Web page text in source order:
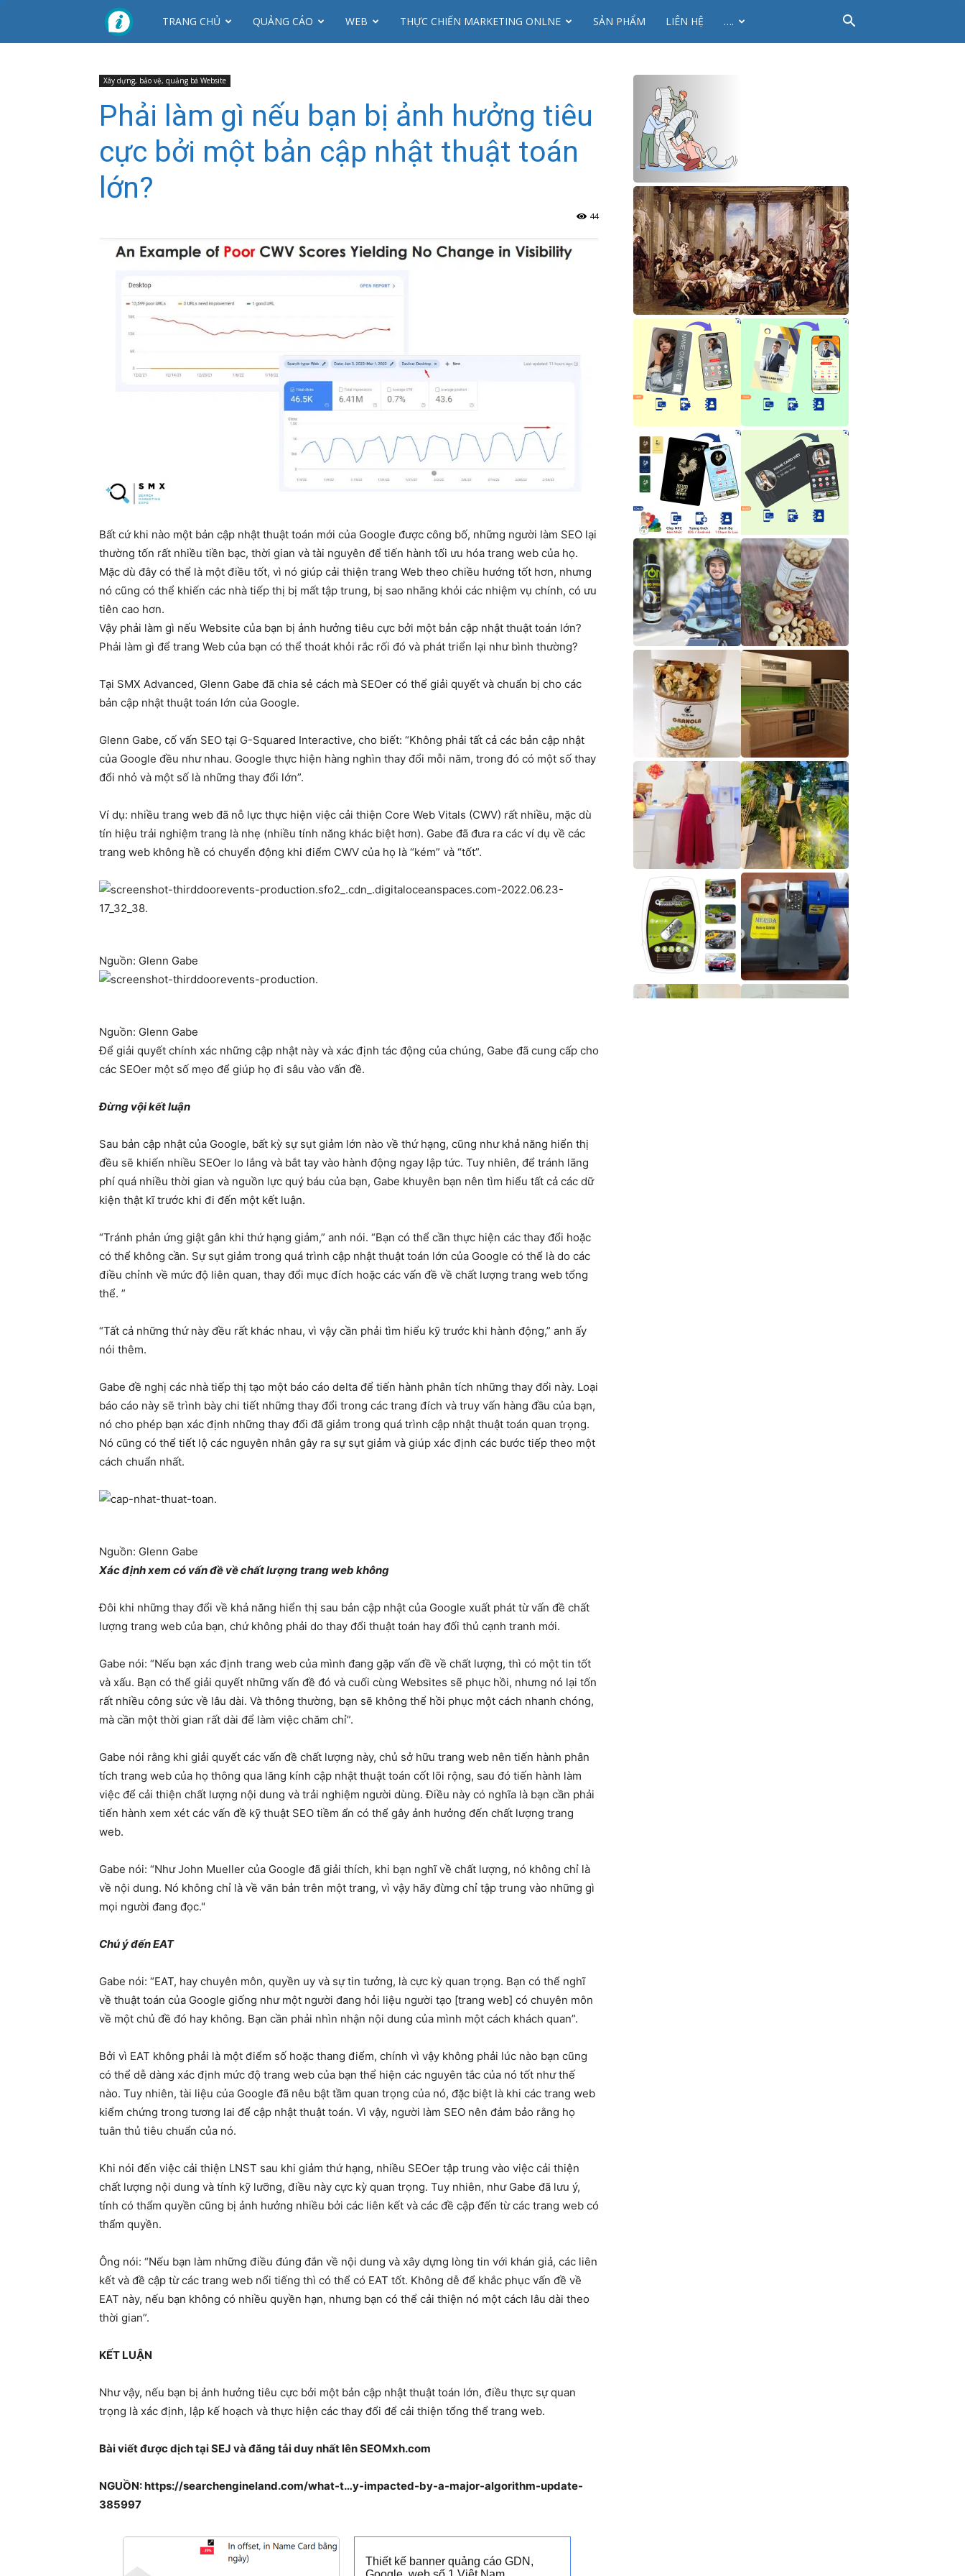
CTY
MỸ
TRANG CHỦ QUẢNG CÁO WEB THỰC CHIẾN MARKETING ONLNE SẢN PHẨM LIÊN HỆ ….
Xây dựng, bảo vệ, quảng bá Website
Phải làm gì nếu bạn bị ảnh hưởng tiêu
cực bởi một bản cập nhật thuật toán
lớn?
44
Bất cứ khi nào một bản cập nhật thuật toán mới của Google được công bố, những người làm SEO lại
thường tốn rất nhiều tiền bạc, thời gian và tài nguyên để tiến hành tối ưu hóa trang web của họ.
Mặc dù đây có thể là một điều tốt, vì nó giúp cải thiện trang Web theo chiều hướng tốt hơn, nhưng
nó cũng có thể khiến các nhà tiếp thị bị mất tập trung, bị sao nhãng khỏi các nhiệm vụ chính, có ưu
tiên cao hơn.
Vậy phải làm gì nếu Website của bạn bị ảnh hưởng tiêu cực bởi một bản cập nhật thuật toán lớn?
Phải làm gì để trang Web của bạn có thể thoát khỏi rắc rối đó và phát triển lại như bình thường?
Tại SMX Advanced, Glenn Gabe đã chia sẻ cách mà SEOer có thể giải quyết và chuẩn bị cho các
bản cập nhật thuật toán lớn của Google.
Glenn Gabe, cố vấn SEO tại G-Squared Interactive, cho biết: “Không phải tất cả các bản cập nhật
của Google đều như nhau. Google thực hiện hàng nghìn thay đổi mỗi năm, trong đó có một số thay
đổi nhỏ và một số là những thay đổi lớn”.
Ví dụ: nhiều trang web đã nỗ lực thực hiện việc cải thiện Core Web Vitals (CWV) rất nhiều, mặc dù
tín hiệu trải nghiệm trang là nhẹ (nhiều tính năng khác biệt hơn). Gabe đã đưa ra các ví dụ về các
trang web không hề có chuyển động khi điểm CWV của họ là “kém” và “tốt”.
Nguồn: Glenn Gabe​
Nguồn: Glenn Gabe​
Để giải quyết chính xác những cập nhật này và xác định tác động của chúng, Gabe đã cung cấp cho
các SEOer một số mẹo để giúp họ đi sâu vào vấn đề.
Đừng vội kết luận
Sau bản cập nhật của Google, bất kỳ sự sụt giảm lớn nào về thứ hạng, cũng như khả năng hiển thị
đều sẽ khiến nhiều SEOer lo lắng và bắt tay vào hành động ngay lập tức. Tuy nhiên, để tránh lãng
phí quá nhiều thời gian và nguồn lực quý báu của bạn, Gabe khuyên bạn nên tìm hiểu tất cả các dữ
kiện thật kĩ trước khi đi đến một kết luận.
“Tránh phản ứng giật gân khi thứ hạng giảm,” anh nói. “Bạn có thể cần thực hiện các thay đổi hoặc
có thể không cần. Sự sụt giảm trong quá trình cập nhật thuật toán lớn của Google có thể là do các
điều chỉnh về mức độ liên quan, thay đổi mục đích hoặc các vấn đề về chất lượng trang web tổng
thể. ”
“Tất cả những thứ này đều rất khác nhau, vì vậy cần phải tìm hiểu kỹ trước khi hành động,” anh ấy
nói thêm.
Gabe đề nghị các nhà tiếp thị tạo một báo cáo delta để tiến hành phân tích những thay đổi này. Loại
báo cáo này sẽ trình bày chi tiết những thay đổi trong các trang đích và truy vấn hàng đầu của bạn,
nó cho phép bạn xác định những thay đổi đã giảm trong quá trình cập nhật thuật toán quan trọng.
Nó cũng có thể tiết lộ các nguyên nhân gây ra sự sụt giảm và giúp xác định các bước tiếp theo một
cách chuẩn nhất.
Nguồn: Glenn Gabe​
Xác định xem có vấn đề về chất lượng trang web không
Đôi khi những thay đổi về khả năng hiển thị sau bản cập nhật của Google xuất phát từ vấn đề chất
lượng trang web của bạn, chứ không phải do thay đổi thuật toán hay đối thủ cạnh tranh mới.
Gabe nói: “Nếu bạn xác định trang web của mình đang gặp vấn đề về chất lượng, thì có một tin tốt
và xấu. Bạn có thể giải quyết những vấn đề đó và cuối cùng Websites sẽ phục hồi, nhưng nó lại tốn
rất nhiều công sức về lâu dài. Và thông thường, bạn sẽ không thể hồi phục một cách nhanh chóng,
mà cần một thời gian rất dài để làm việc chăm chỉ”.
Gabe nói rằng khi giải quyết các vấn đề chất lượng này, chủ sở hữu trang web nên tiến hành phân
tích trang web của họ thông qua lăng kính cập nhật thuật toán cốt lõi rộng, sau đó tiến hành làm
việc để cải thiện chất lượng nội dung và trải nghiệm người dùng. Điều này có nghĩa là bạn cần phải
tiến hành xem xét các vấn đề kỹ thuật SEO tiềm ẩn có thể gây ảnh hưởng đến chất lượng trang
web.
Gabe nói: “Như John Mueller của Google đã giải thích, khi bạn nghĩ về chất lượng, nó không chỉ là
về nội dung. Nó không chỉ là về văn bản trên một trang, vì vậy hãy đừng chỉ tập trung vào những gì
mọi người đang đọc."
Chú ý đến EAT
Gabe nói: “EAT, hay chuyên môn, quyền uy và sự tin tưởng, là cực kỳ quan trọng. Bạn có thể nghĩ
về thuật toán của Google giống như một người đang hỏi liệu người tạo [trang web] có chuyên môn
về một chủ đề đó hay không. Bạn cần phải nhìn nhận nội dung của mình một cách khách quan”.
Bởi vì EAT không phải là một điểm số hoặc thang điểm, chính vì vậy không phải lúc nào bạn cũng
có thể dễ dàng xác định mức độ trang web của bạn thể hiện các nguyên tắc của nó tốt như thế
nào. Tuy nhiên, tài liệu của Google đã nêu bật tầm quan trọng của nó, đặc biệt là khi các trang web
kiểm chứng trong tương lai để cập nhật thuật toán. Vì vậy, người làm SEO nên đảm bảo rằng họ
tuân thủ tiêu chuẩn của nó.
Khi nói đến việc cải thiện LNST sau khi giảm thứ hạng, nhiều SEOer tập trung vào việc cải thiện
chất lượng nội dung và tính kỹ lưỡng, điều này cực kỳ quan trọng. Tuy nhiên, như Gabe đã lưu ý,
tính có thẩm quyền cũng bị ảnh hưởng nhiều bởi các liên kết và các đề cập đến từ các trang web có
thẩm quyền.
Ông nói: “Nếu bạn làm những điều đúng đắn về nội dung và xây dựng lòng tin với khán giả, các liên
kết và đề cập từ các trang web nổi tiếng thì có thể có EAT tốt. Không dễ để khắc phục vấn đề về
EAT này, nếu bạn không có nhiều quyền hạn, nhưng bạn có thể cải thiện nó một cách lâu dài theo
thời gian”.
KẾT LUẬN
Như vậy, nếu bạn bị ảnh hưởng tiêu cực bởi một bản cập nhật thuật toán lớn, điều thực sự quan
trọng là xác định, lập kế hoạch và thực hiện các thay đổi để cải thiện tổng thể trang web.
Bài viết được dịch tại SEJ và đăng tải duy nhất lên SEOMxh.com
NGUỒN: https://searchengineland.com/what-t…y-impacted-by-a-major-algorithm-update-
385997